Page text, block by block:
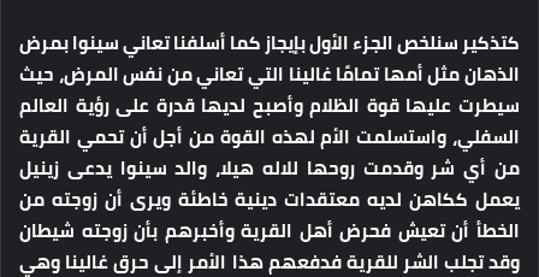
كتذكير سنلخص الجزء الأول بإيجاز كما أسلفنا تعاني سينوا بمرض
الذهان مثل أمها تمامًا غالينا التي تعاني من نفس المرض، حيث
سيطرت عليها قوة الظلام وأصبح لديها قدرة على رؤية العالم
السفلي، واستسلمت الأم لهذه القوة من أجل أن تحمي القرية
من أي شر وقدمت روحها للاله هيلا، والد سينوا يدعى زينيل
يعمل ككاهن لديه معتقدات دينية خاطئة ويرى أن زوجته من
الخطأ أن تعيش فحرض أهل القرية وأخبرهم بأن زوجته شيطان
وقد تجلب الشر للقرية فدفعهم هذا الأمر إلى حرق غالينا وهي